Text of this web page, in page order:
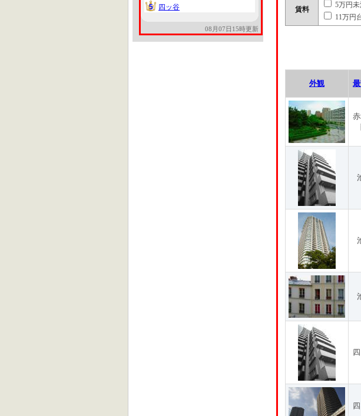
5
5 四ッ谷
08月07日15時更新
賃料
5万円
11万円
外観